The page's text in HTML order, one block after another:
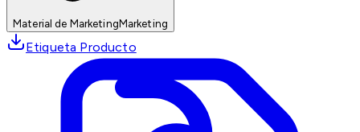
Material de MarketingMarketing
Etiqueta Producto